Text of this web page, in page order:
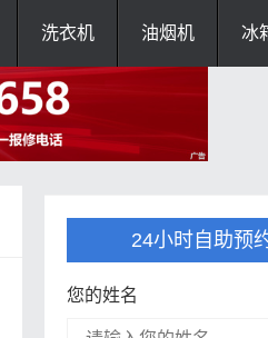
洗衣机 油烟机 冰
24小时自助预
您的姓名